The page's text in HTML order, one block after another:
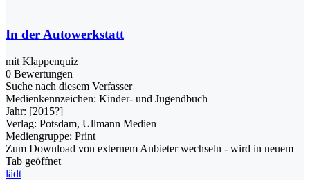
In der Autowerkstatt
mit Klappenquiz
0 Bewertungen
Suche nach diesem Verfasser
Medienkennzeichen: Kinder- und Jugendbuch
Jahr: [2015?]
Verlag: Potsdam, Ullmann Medien
Mediengruppe: Print
Zum Download von externem Anbieter wechseln - wird in neuem
Tab geöffnet
lädt